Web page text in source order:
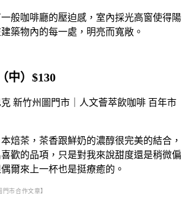
般咖啡廳的壓迫感，室內採光高窗使得陽
築物內的每一處，明亮而寬敞。
中）$130
焙茶，茶香跟鮮奶的濃醇很完美的結合，
歡的品項，只是對我來說甜度還是稍微偏
爾來上一杯也是挺療癒的。
門市合作文章】